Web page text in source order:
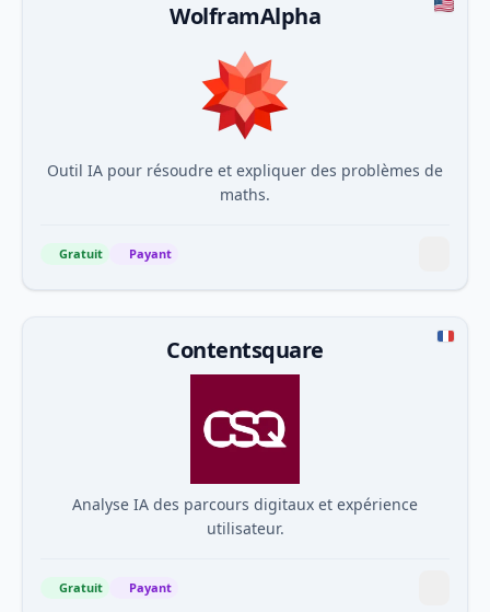
WolframAlpha
Outil IA pour résoudre et expliquer des problèmes de
maths.
Gratuit Payant
Contentsquare
Analyse IA des parcours digitaux et expérience
utilisateur.
Gratuit Payant